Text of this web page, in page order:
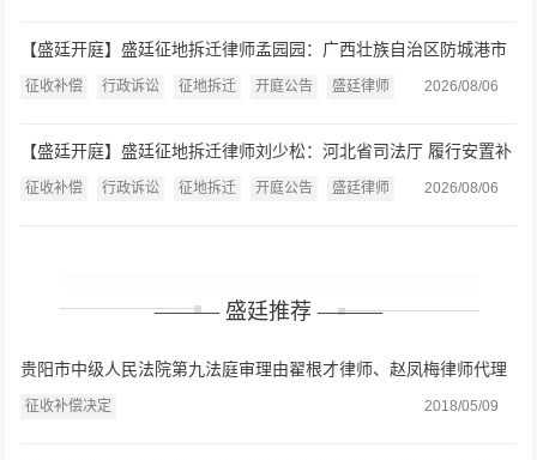
【盛廷开庭】盛廷征地拆迁律师孟园园：广西壮族自治区防城港市
中级人民法院 房屋征收或征用补偿、行政赔偿案开庭公告
征收补偿 行政诉讼 征地拆迁 开庭公告 盛廷律师 2026/08/06
【盛廷开庭】盛廷征地拆迁律师刘少松：河北省司法厅 履行安置补
偿职责案开庭公告（2026.8.7）
征收补偿 行政诉讼 征地拆迁 开庭公告 盛廷律师 2026/08/06
——— 盛廷推荐 ———
贵阳市中级人民法院第九法庭审理由翟根才律师、赵凤梅律师代理
的征收补偿决定一案
征收补偿决定 2018/05/09